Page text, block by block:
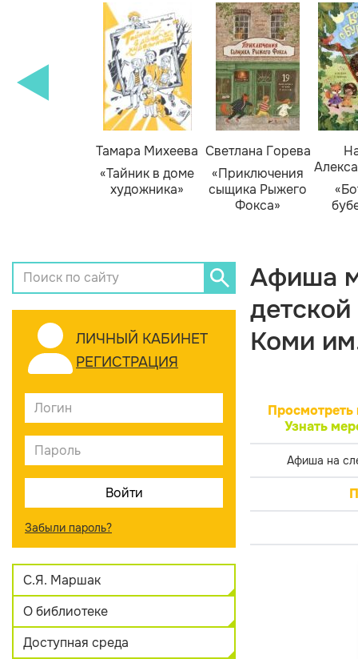
Тамара Михеева
«Тайник в доме
художника»
Светлана Горева
«Приключения
сыщика Рыжего
Фокса»
ЛИЧНЫЙ КАБИНЕТ
РЕГИСТРАЦИЯ
Забыли пароль?
С.Я. Маршак
О библиотеке
Доступная среда
Афиша
Коми
Просмотреть
Узнать
Афиша на